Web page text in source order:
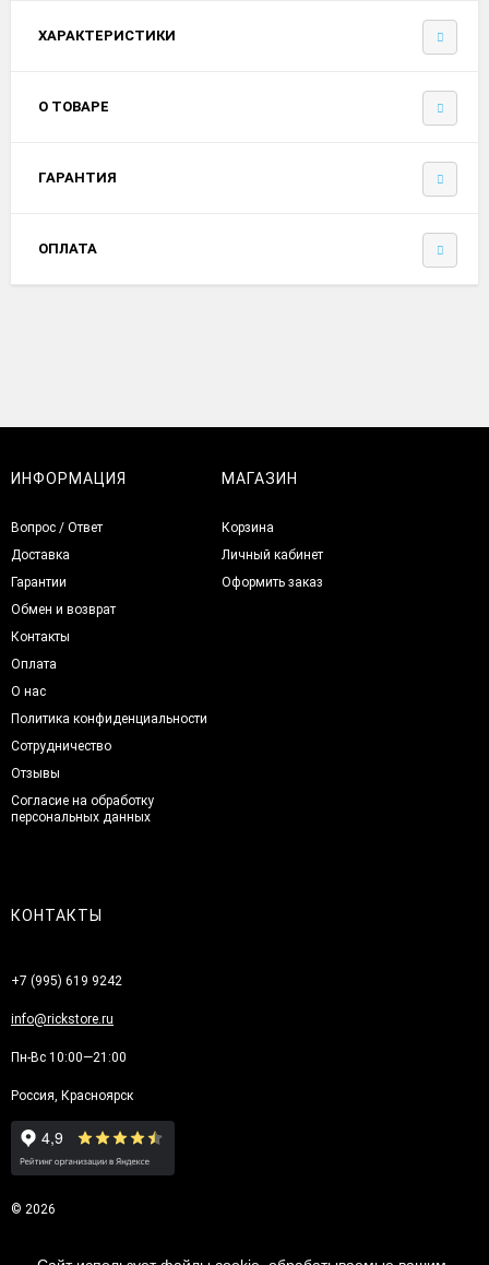
ХАРАКТЕРИСТИКИ
О ТОВАРЕ
ГАРАНТИЯ
ОПЛАТА
ИНФОРМАЦИЯ
Вопрос / Ответ
Доставка
Гарантии
Обмен и возврат
Контакты
Оплата
О нас
Политика конфиденциальности
Сотрудничество
Отзывы
Согласие на обработку
персональных данных
МАГАЗИН
Корзина
Личный кабинет
Оформить заказ
КОНТАКТЫ
+7 (995) 619 9242
info@rickstore.ru
Пн-Вс 10:00—21:00
Россия, Красноярск
© 2026